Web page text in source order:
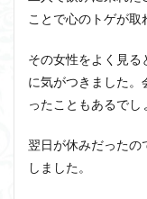
ことで心のトゲが取
その女性をよく見る
に気がつきました
ったこともあるでし
翌日が休みだったの
しました。